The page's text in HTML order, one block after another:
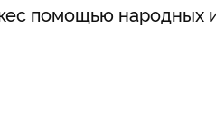
с помощью народных